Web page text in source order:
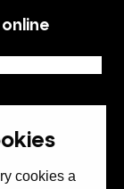
cookies a